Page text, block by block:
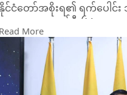
င်ငံတော်အစိုးရ၏ ရက်ပေါင်း
ာကာသအေဂျင်စီ (Myanmar
ောင်ရွက်ပြီးစီးခဲ့သည့် နည်းပ
က်တွေ့သရုပ်ပြခြင်းအခမ်းအ
န်ကုန်တိုင်းဒေသကြီး လှိုင်မြို့
ျင်းပရာ နိုင်ငံတော်သမ္မတ
1 ဂြိုဟ်တုမြေပြင်ထိန်းခ
More